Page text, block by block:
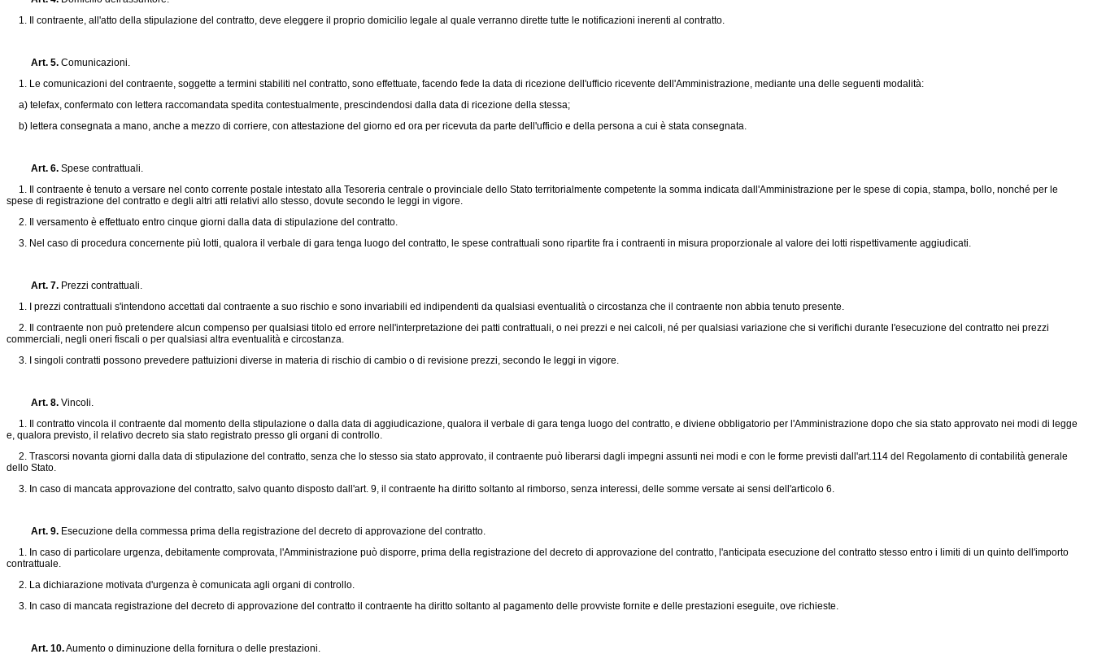
1. Il contraente, all'atto della stipulazione del contratto, deve eleggere il proprio domicilio legale al quale verranno dirette tutte le notificazioni inerenti al contratto.
Art. 5. Comunicazioni.
1. Le comunicazioni del contraente, soggette a termini stabiliti nel contratto, sono effettuate, facendo fede la data di ricezione dell'ufficio ricevente dell'Amministrazione, mediante una delle seguenti modalità:
a) telefax, confermato con lettera raccomandata spedita contestualmente, prescindendosi dalla data di ricezione della stessa;
b) lettera consegnata a mano, anche a mezzo di corriere, con attestazione del giorno ed ora per ricevuta da parte dell'ufficio e della persona a cui è stata consegnata.
Art. 6. Spese contrattuali.
1. Il contraente è tenuto a versare nel conto corrente postale intestato alla Tesoreria centrale o provinciale dello Stato territorialmente competente la somma indicata dall'Amministrazione per le spese di copia, stampa, bollo, nonché per le
spese di registrazione del contratto e degli altri atti relativi allo stesso, dovute secondo le leggi in vigore.
2. Il versamento è effettuato entro cinque giorni dalla data di stipulazione del contratto.
3. Nel caso di procedura concernente più lotti, qualora il verbale di gara tenga luogo del contratto, le spese contrattuali sono ripartite fra i contraenti in misura proporzionale al valore dei lotti rispettivamente aggiudicati.
Art. 7. Prezzi contrattuali.
1. I prezzi contrattuali s'intendono accettati dal contraente a suo rischio e sono invariabili ed indipendenti da qualsiasi eventualità o circostanza che il contraente non abbia tenuto presente.
2. Il contraente non può pretendere alcun compenso per qualsiasi titolo ed errore nell'interpretazione dei patti contrattuali, o nei prezzi e nei calcoli, né per qualsiasi variazione che si verifichi durante l'esecuzione del contratto nei prezzi
commerciali, negli oneri fiscali o per qualsiasi altra eventualità e circostanza.
3. I singoli contratti possono prevedere pattuizioni diverse in materia di rischio di cambio o di revisione prezzi, secondo le leggi in vigore.
Art. 8. Vincoli.
1. Il contratto vincola il contraente dal momento della stipulazione o dalla data di aggiudicazione, qualora il verbale di gara tenga luogo del contratto, e diviene obbligatorio per l'Amministrazione dopo che sia stato approvato nei modi di legge
e, qualora previsto, il relativo decreto sia stato registrato presso gli organi di controllo.
2. Trascorsi novanta giorni dalla data di stipulazione del contratto, senza che lo stesso sia stato approvato, il contraente può liberarsi dagli impegni assunti nei modi e con le forme previsti dall'art.114 del Regolamento di contabilità generale
dello Stato.
3. In caso di mancata approvazione del contratto, salvo quanto disposto dall'art. 9, il contraente ha diritto soltanto al rimborso, senza interessi, delle somme versate ai sensi dell'articolo 6.
Art. 9. Esecuzione della commessa prima della registrazione del decreto di approvazione del contratto.
1. In caso di particolare urgenza, debitamente comprovata, l'Amministrazione può disporre, prima della registrazione del decreto di approvazione del contratto, l'anticipata esecuzione del contratto stesso entro i limiti di un quinto dell'importo
contrattuale.
2. La dichiarazione motivata d'urgenza è comunicata agli organi di controllo.
3. In caso di mancata registrazione del decreto di approvazione del contratto il contraente ha diritto soltanto al pagamento delle provviste fornite e delle prestazioni eseguite, ove richieste.
Art. 10.Aumento o diminuzione della fornitura o delle prestazioni.